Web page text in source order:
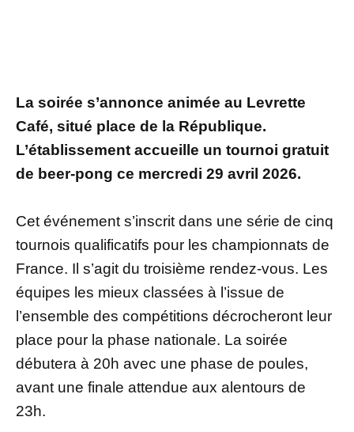
La soirée s’annonce animée au Levrette
Café, situé place de la République.
L’établissement accueille un tournoi gratuit
de beer-pong ce mercredi 29 avril 2026.
Cet événement s’inscrit dans une série de cinq
tournois qualificatifs pour les championnats de
France. Il s’agit du troisième rendez-vous. Les
équipes les mieux classées à l’issue de
l’ensemble des compétitions décrocheront leur
place pour la phase nationale. La soirée
débutera à 20h avec une phase de poules,
avant une finale attendue aux alentours de
23h.